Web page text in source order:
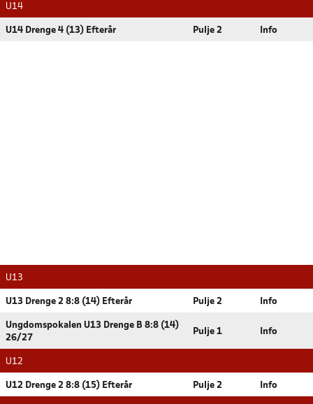
U14
U14 Drenge 4 (13) Efterår Pulje 2 Info
U13
U13 Drenge 2 8:8 (14) Efterår Pulje 2 Info
Ungdomspokalen U13 Drenge B 8:8 (14)
26/27
Pulje 1 Info
U12
U12 Drenge 2 8:8 (15) Efterår Pulje 2 Info